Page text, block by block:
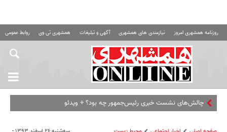
روزنامه همشهری امروز نیازمندی های همشهری آگهی و تبلیغات همشهری تی وی روابط عمومی
چالش‌های نشست خبری رئیس‌جمهور چه بود؟ + ویدئو